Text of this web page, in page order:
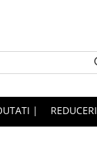
| REDUCERI